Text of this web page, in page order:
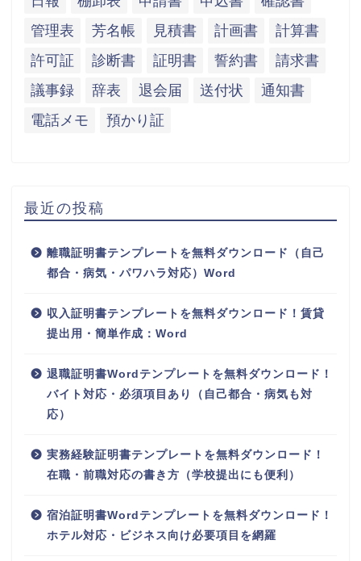
管理表
芳名帳 見積書 計画書
計算書
許可証
診断書 証明書 誓約書
請求書
議事録
辞表 退会届 送付状
通知書
電話メモ
預かり証
最近の投稿
離職証明書テンプレートを無料ダウンロード（自己
都合・病気・パワハラ対応）Word
収入証明書テンプレートを無料ダウンロード！賃貸
提出用・簡単作成：Word
退職証明書Wordテンプレートを無料ダウンロード！
バイト対応・必須項目あり（自己都合・病気も対
応）
実務経験証明書テンプレートを無料ダウンロード！
在職・前職対応の書き方（学校提出にも便利）
宿泊証明書Wordテンプレートを無料ダウンロード！
ホテル対応・ビジネス向け必要項目を網羅